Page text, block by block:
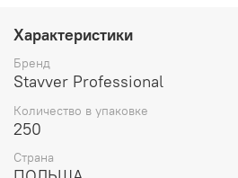
Характеристики
Бренд
Stavver Professional
Количество в упаковке
250
Страна